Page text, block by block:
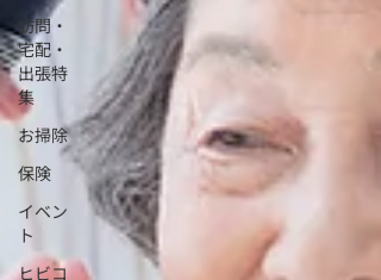
訪問・
宅配・
出張特
集
お掃除
保険
イベン
ト
ヒビコ